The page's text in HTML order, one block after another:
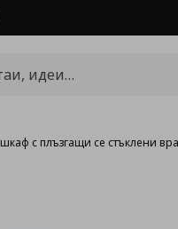
шкаф с плъзгащи се стъклени